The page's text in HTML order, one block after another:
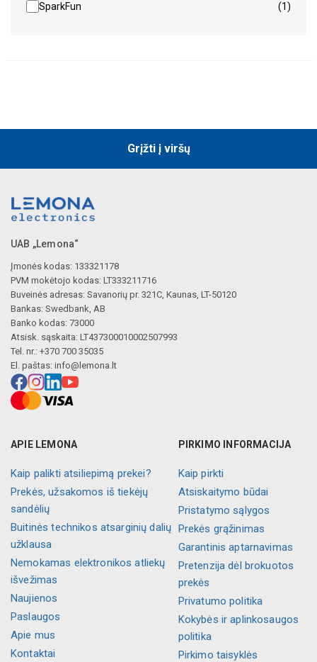
SparkFun
(1)
Grįžti į viršų
UAB „Lemona“
Įmonės kodas: 133321178
PVM mokėtojo kodas: LT333211716
Buveinės adresas: Savanorių pr. 321C, Kaunas, LT-50120
Bankas: Swedbank, AB
Banko kodas: 73000
Atsisk. sąskaita: LT437300010002507993
Tel. nr.: +370 700 35035
El. paštas: info@lemona.lt
APIE LEMONA
Kaip palikti atsiliepimą prekei?
Prekės, užsakomos iš tiekėjų
sandėlių
Buitinės technikos atsarginių dalių
užklausa
Nemokamas elektronikos atliekų
išvežimas
Naujienos
Paslaugos
Apie mus
Kontaktai
PIRKIMO INFORMACIJA
Kaip pirkti
Atsiskaitymo būdai
Pristatymo sąlygos
Prekės grąžinimas
Garantinis aptarnavimas
Pretenzija dėl brokuotos
prekės
Privatumo politika
Kokybės ir aplinkosaugos
politika
Pirkimo taisyklės